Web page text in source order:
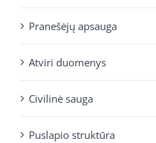
Pranešėjų apsauga
Atviri duomenys
Civilinė sauga
Puslapio struktūra